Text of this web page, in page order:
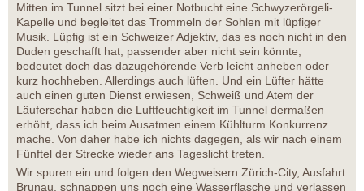
Mitten im Tunnel sitzt bei einer Notbucht eine Schwyzerörgeli-
Kapelle und begleitet das Trommeln der Sohlen mit lüpfiger
Musik. Lüpfig ist ein Schweizer Adjektiv, das es noch nicht in den
Duden geschafft hat, passender aber nicht sein könnte,
bedeutet doch das dazugehörende Verb leicht anheben oder
kurz hochheben. Allerdings auch lüften. Und ein Lüfter hätte
auch einen guten Dienst erwiesen, Schweiß und Atem der
Läuferschar haben die Luftfeuchtigkeit im Tunnel dermaßen
erhöht, dass ich beim Ausatmen einem Kühlturm Konkurrenz
mache. Von daher habe ich nichts dagegen, als wir nach einem
Fünftel der Strecke wieder ans Tageslicht treten.
Wir spuren ein und folgen den Wegweisern Zürich-City, Ausfahrt
Brunau, schnappen uns noch eine Wasserflasche und verlassen